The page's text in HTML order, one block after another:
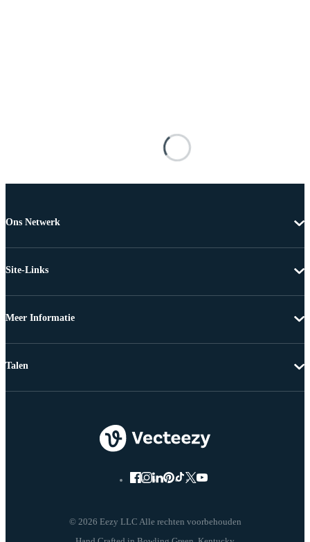
Ons Netwerk
Site-Links
Meer Informatie
© 2026 Eezy LLC Alle rechten voorbehouden
Talen